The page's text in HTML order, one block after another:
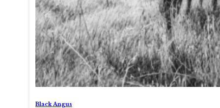
Black Angus